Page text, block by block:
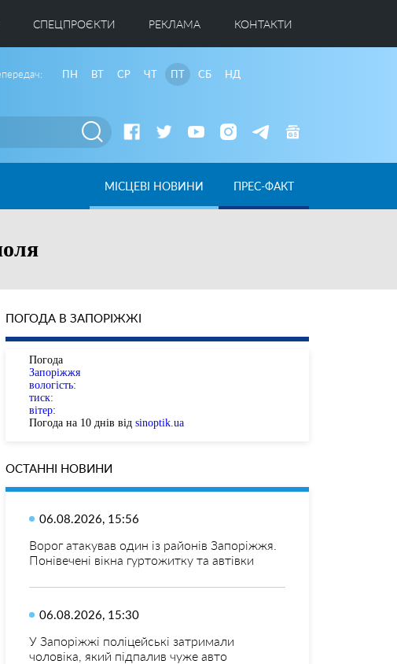
CПЕЦПРОЄКТИ РЕКЛАМА КОНТАКТИ
ПН ВТ СР ЧТ ПТ СБ НД
МІСЦЕВІ НОВИНИ ПРЕС-ФАКТ
ПОГОДА В ЗАПОРІЖЖІ
Погода
Запоріжжя
вологість:
тиск:
вітер:
Погода на 10 днів від sinoptik.ua
ОСТАННІ НОВИНИ
06.08.2026, 15:56
Ворог атакував один із районів Запоріжжя.
Понівечені вікна гуртожитку та автівки
06.08.2026, 15:30
У Запоріжжі поліцейські затримали
чоловіка, який підпалив чуже авто